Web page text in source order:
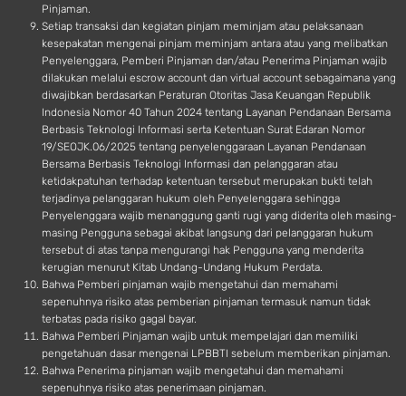
Pinjaman.
Setiap transaksi dan kegiatan pinjam meminjam atau pelaksanaan
kesepakatan mengenai pinjam meminjam antara atau yang melibatkan
Penyelenggara, Pemberi Pinjaman dan/atau Penerima Pinjaman wajib
dilakukan melalui escrow account dan virtual account sebagaimana yang
diwajibkan berdasarkan Peraturan Otoritas Jasa Keuangan Republik
Indonesia Nomor 40 Tahun 2024 tentang Layanan Pendanaan Bersama
Berbasis Teknologi Informasi serta Ketentuan Surat Edaran Nomor
19/SEOJK.06/2025 tentang penyelenggaraan Layanan Pendanaan
Bersama Berbasis Teknologi Informasi dan pelanggaran atau
ketidakpatuhan terhadap ketentuan tersebut merupakan bukti telah
terjadinya pelanggaran hukum oleh Penyelenggara sehingga
Penyelenggara wajib menanggung ganti rugi yang diderita oleh masing-
masing Pengguna sebagai akibat langsung dari pelanggaran hukum
tersebut di atas tanpa mengurangi hak Pengguna yang menderita
kerugian menurut Kitab Undang-Undang Hukum Perdata.
Bahwa Pemberi pinjaman wajib mengetahui dan memahami
sepenuhnya risiko atas pemberian pinjaman termasuk namun tidak
terbatas pada risiko gagal bayar.
Bahwa Pemberi Pinjaman wajib untuk mempelajari dan memiliki
pengetahuan dasar mengenai LPBBTI sebelum memberikan pinjaman.
Bahwa Penerima pinjaman wajib mengetahui dan memahami
sepenuhnya risiko atas penerimaan pinjaman.